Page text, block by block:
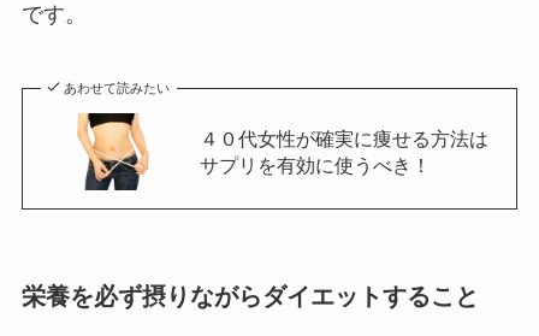
です。
あわせて読みたい
４０代女性が確実に痩せる方法は
サプリを有効に使うべき！
栄養を必ず摂りながらダイエットすること